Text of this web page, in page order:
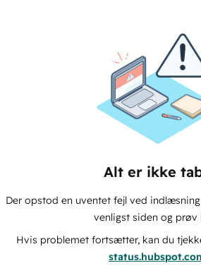
Alt er ikke
Der opstod en uventet fejl ved
venligst siden og prøv
Hvis problemet fortsætter, kan du